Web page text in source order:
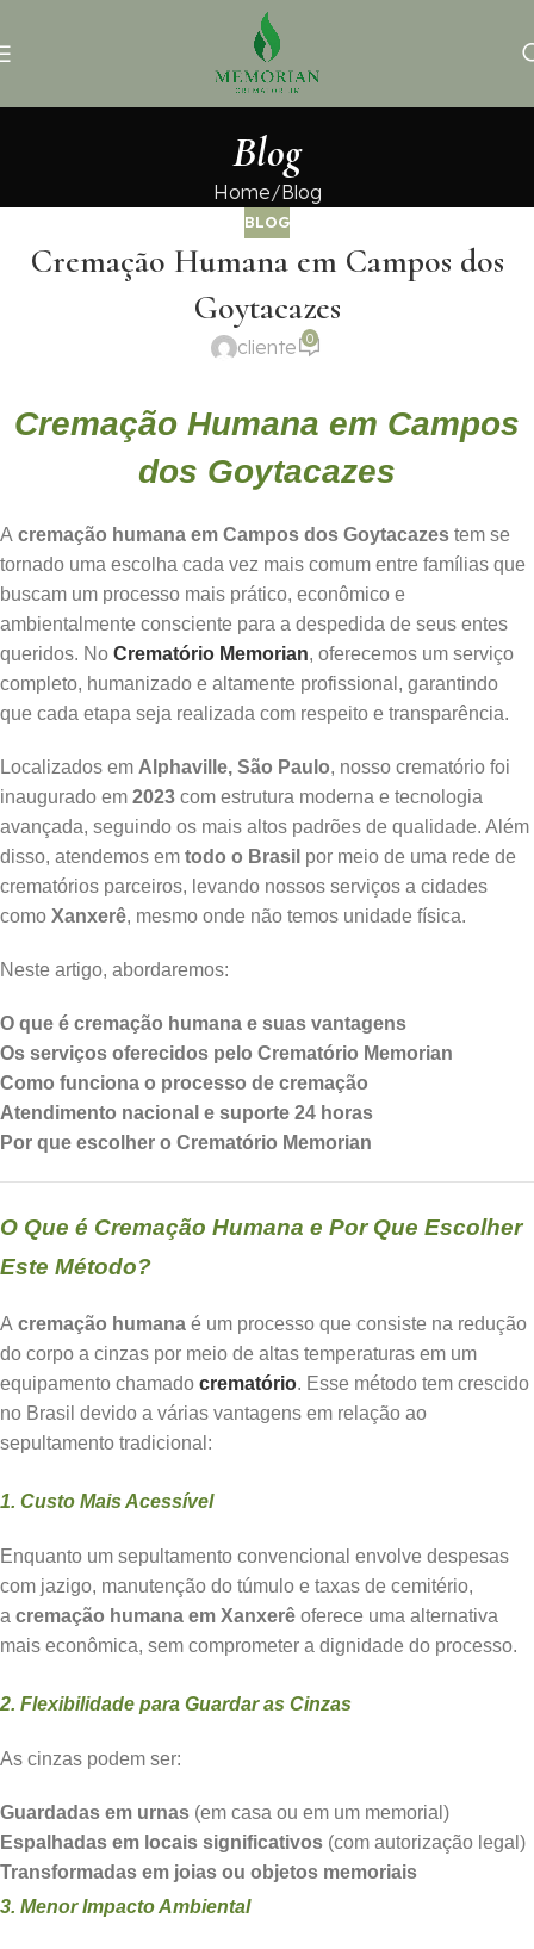
Blog
Home Blog
BLOG
Cremação Humana em Campos dos
Goytacazes
cliente 0
Cremação Humana em Campos
dos Goytacazes
A cremação humana em Campos dos Goytacazes tem se
tornado uma escolha cada vez mais comum entre famílias que
buscam um processo mais prático, econômico e
ambientalmente consciente para a despedida de seus entes
queridos. No Crematório Memorian, oferecemos um serviço
completo, humanizado e altamente profissional, garantindo
que cada etapa seja realizada com respeito e transparência.
Localizados em Alphaville, São Paulo, nosso crematório foi
inaugurado em 2023 com estrutura moderna e tecnologia
avançada, seguindo os mais altos padrões de qualidade. Além
disso, atendemos em todo o Brasil por meio de uma rede de
crematórios parceiros, levando nossos serviços a cidades
como Xanxerê, mesmo onde não temos unidade física.
Neste artigo, abordaremos:
O que é cremação humana e suas vantagens
Os serviços oferecidos pelo Crematório Memorian
Como funciona o processo de cremação
Atendimento nacional e suporte 24 horas
Por que escolher o Crematório Memorian
O Que é Cremação Humana e Por Que Escolher
Este Método?
A cremação humana é um processo que consiste na redução
do corpo a cinzas por meio de altas temperaturas em um
equipamento chamado crematório. Esse método tem crescido
no Brasil devido a várias vantagens em relação ao
sepultamento tradicional:
1. Custo Mais Acessível
Enquanto um sepultamento convencional envolve despesas
com jazigo, manutenção do túmulo e taxas de cemitério,
a cremação humana em Xanxerê oferece uma alternativa
mais econômica, sem comprometer a dignidade do processo.
2. Flexibilidade para Guardar as Cinzas
As cinzas podem ser:
Guardadas em urnas (em casa ou em um memorial)
Espalhadas em locais significativos (com autorização legal)
Transformadas em joias ou objetos memoriais
3. Menor Impacto Ambiental